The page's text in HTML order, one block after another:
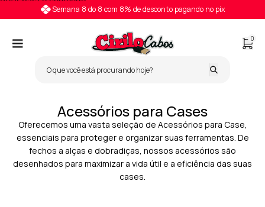
Semana 8 do 8 com 8% de desconto pagando no pix
0
Acessórios para Cases
Oferecemos uma vasta seleção de Acessórios para Case,
essenciais para proteger e organizar suas ferramentas. De
fechos a alças e dobradiças, nossos acessórios são
desenhados para maximizar a vida útil e a eficiência das suas
cases.